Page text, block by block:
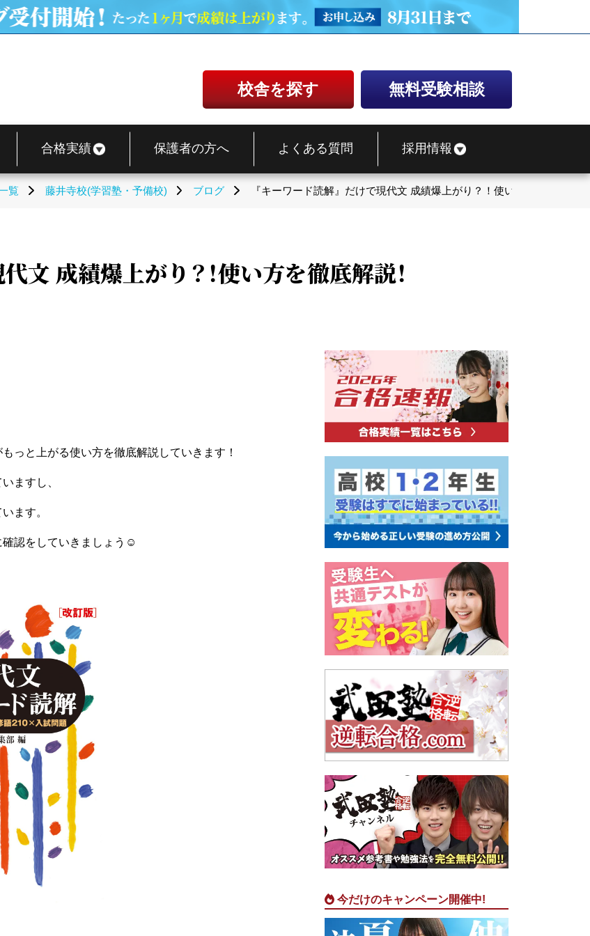
校舎を探す 無料受験相談
合格実績 保護者の方へ よくある質問 採用情報
覧 藤井寺校(学習塾・予備校) ブログ 『キーワード読解』だけで現代文 成績爆上がり？！使い方を徹底解説！
文 成績爆上がり？！使い方を徹底解説！
っと上がる使い方を徹底解説していきます！
ますし、
ます。
認をしていきましょう☺
今だけのキャンペーン開催中!